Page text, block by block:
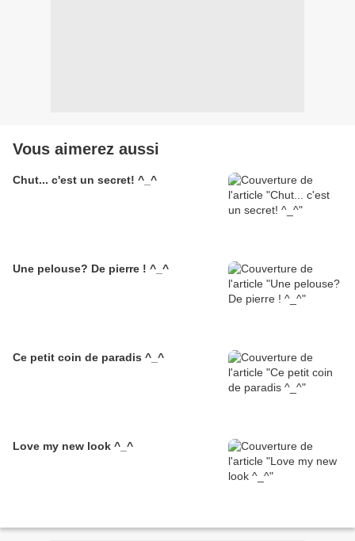
Vous aimerez aussi
Chut... c'est un secret! ^_^
Une pelouse? De pierre ! ^_^
Ce petit coin de paradis ^_^
Love my new look ^_^